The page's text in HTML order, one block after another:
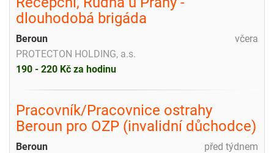
dlouhodobá brigáda
včera
Beroun
PROTECTON HOLDING, a.s.
190 - 220 Kč za hodinu
Pracovník/Pracovnice ostrahy
Beroun pro OZP (invalidní důchodce)
před týdnem
Beroun